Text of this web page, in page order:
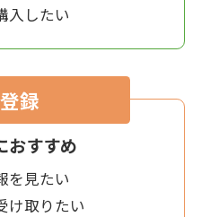
入したい
録
おすすめ
を見たい
け取りたい